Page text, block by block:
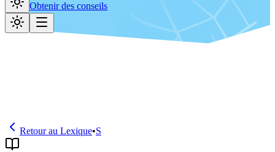
Obtenir des conseils
Retour au Lexique•S